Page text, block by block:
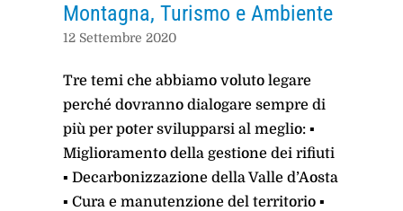
Montagna, Turismo e Ambiente
12 Settembre 2020
Tre temi che abbiamo voluto legare
perché dovranno dialogare sempre di
più per poter svilupparsi al meglio: ▪
Miglioramento della gestione dei rifiuti
▪ Decarbonizzazione della Valle d’Aosta
▪ Cura e manutenzione del territorio ▪